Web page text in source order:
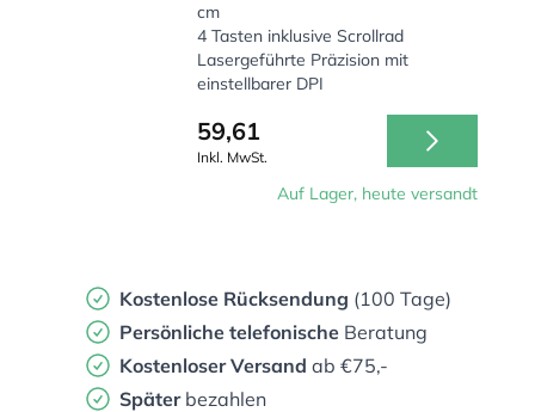
cm
4 Tasten inklusive Scrollrad
Lasergeführte Präzision mit
einstellbarer DPI
59,61
Inkl. MwSt.
Auf Lager, heute versandt
Kostenlose Rücksendung (100 Tage)
Persönliche telefonische Beratung
Kostenloser Versand ab €75,-
Später bezahlen